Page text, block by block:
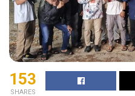
153
SHARES